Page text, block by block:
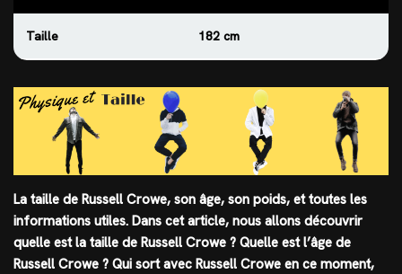
Taille 182 cm
La taille de Russell Crowe, son âge, son poids, et toutes les
informations utiles. Dans cet article, nous allons découvrir
quelle estla taille de Russell Crowe ? Quelle est l’âge de
Russell Crowe ? Qui sort avec Russell Crowe en ce moment,